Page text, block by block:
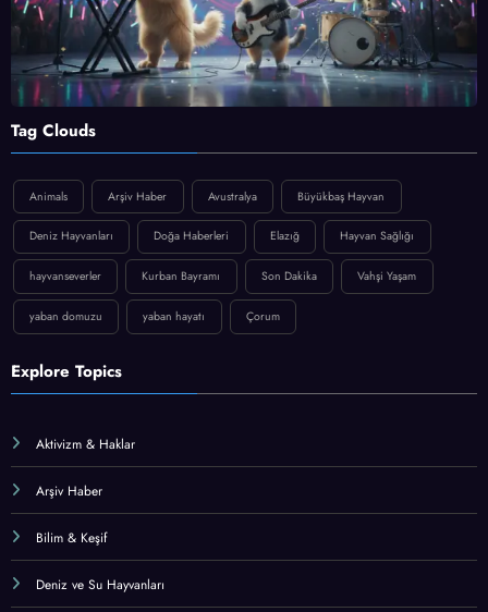
Tag Clouds
Animals Arşiv Haber Avustralya Büyükbaş Hayvan
Deniz Hayvanları Doğa Haberleri Elazığ Hayvan Sağlığı
hayvanseverler Kurban Bayramı Son Dakika Vahşi Yaşam
yaban domuzu yaban hayatı Çorum
Explore Topics
Aktivizm & Haklar
Arşiv Haber
Bilim & Keşif
Deniz ve Su Hayvanları